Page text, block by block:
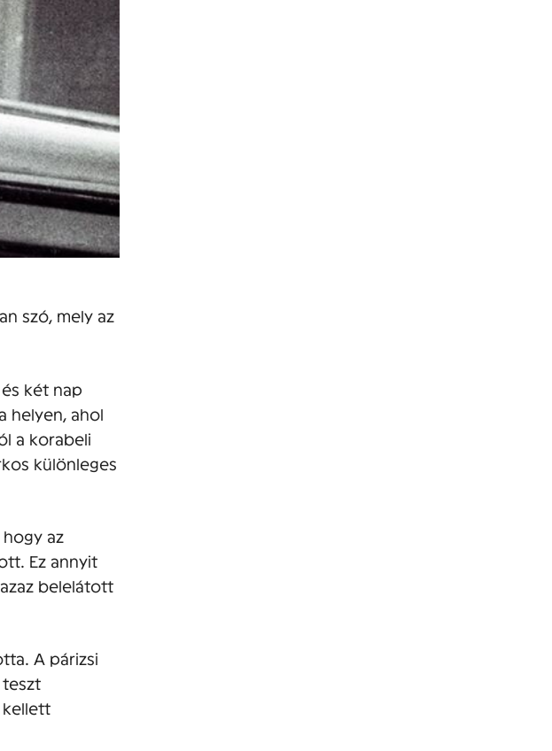
szó, mely az
két nap
helyen, ahol
a korabeli
különleges
az
Ez annyit
belelátott
A párizsi
kellett